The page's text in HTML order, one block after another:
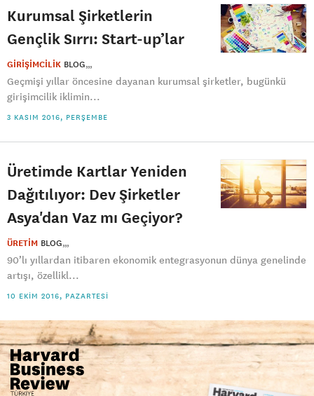
Kurumsal Şirketlerin
Gençlik Sırrı: Start-up’lar
GİRİŞİMCİLİK BLOG
Geçmişi yıllar öncesine dayanan kurumsal şirketler, bugünkü
girişimcilik iklimin...
3 KASIM 2016, PERŞEMBE
Üretimde Kartlar Yeniden
Dağıtılıyor: Dev Şirketler
Asya'dan Vaz mı Geçiyor?
ÜRETİM BLOG
90’lı yıllardan itibaren ekonomik entegrasyonun dünya genelinde
artışı, özellikl...
10 EKIM 2016, PAZARTESI